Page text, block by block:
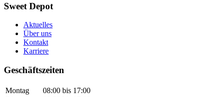
Sweet Depot
Aktuelles
Über uns
Kontakt
Karriere
Geschäftszeiten
Montag
08:00 bis 17:00